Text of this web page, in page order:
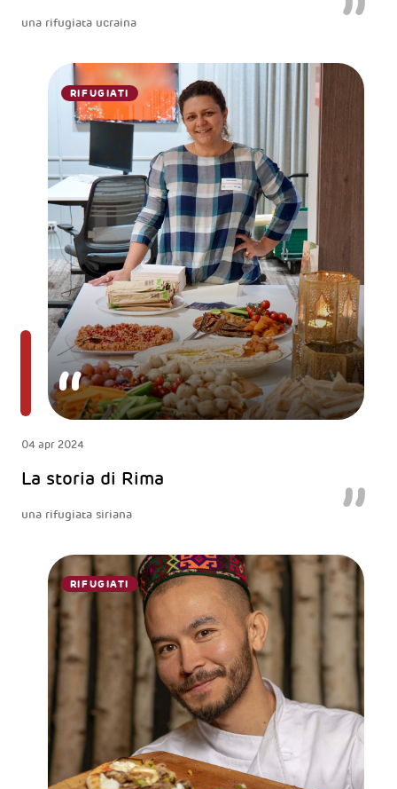
una rifugiata ucraina
RIFUGIATI
04 apr 2024
La storia di Rima
una rifugiata siriana
RIFUGIATI